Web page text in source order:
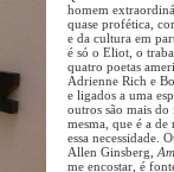
homem
quase profética,
e da cultura em
é só o Eliot, o
quatro poetas
Adrienne Rich e
e ligados a uma
outros são mais
mesma, que é a
essa necessidade.
Allen Ginsberg,
me encostar, é